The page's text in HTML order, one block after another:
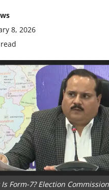
8, 2026
Is Form-7? Election